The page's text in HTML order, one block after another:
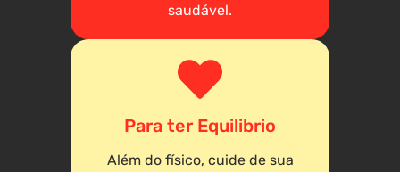
saudável.
Para ter Equilibrio
Além do físico, cuide de sua